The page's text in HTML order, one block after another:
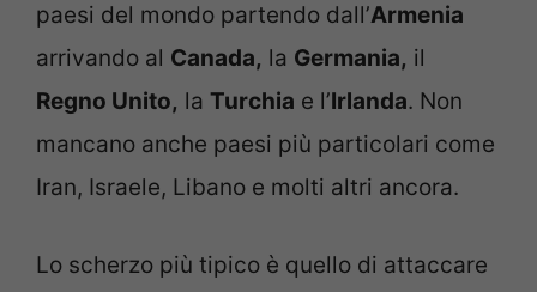
paesi del mondo partendo dall’Armenia
arrivando al Canada, la Germania, il
Regno Unito, la Turchia e l’Irlanda. Non
mancano anche paesi più particolari come
Iran, Israele, Libano e molti altri ancora.
Lo scherzo più tipico è quello di attaccare